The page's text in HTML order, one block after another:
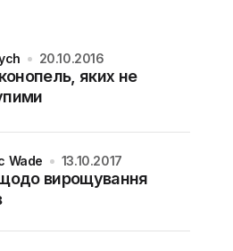
яких не
20.10.2016
вирощування
Wade 13.10.2017